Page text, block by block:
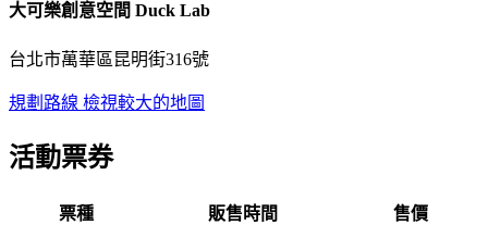
大可樂創意空間 Duck Lab
台北市萬華區昆明街316號
規劃路線 檢視較大的地圖
活動票券
票種 販售時間
售價